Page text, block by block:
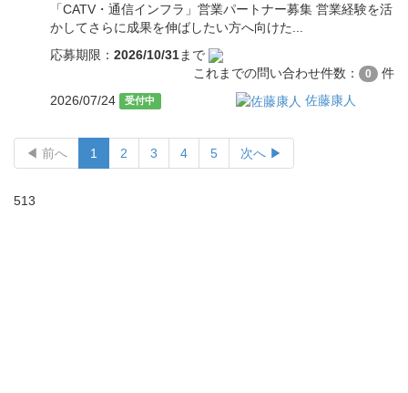
「CATV・通信インフラ」営業パートナー募集 営業経験を活
かしてさらに成果を伸ばしたい方へ向けた...
応募期限： 2026/10/31まで
これまでの問い合わせ件数：
0
件
2026/07/24
受付中 佐藤康人
◀ 前へ 1 2 3 4 5 次へ ▶
513